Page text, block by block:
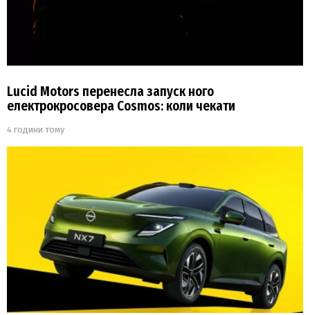
Lucid Motors перенесла запуск ного
електрокросовера Cosmos: коли чекати
4 години тому